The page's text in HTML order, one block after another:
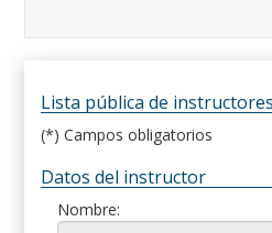
Lista pública de instructores
(*) Campos obligatorios
Datos del instructor
Nombre: